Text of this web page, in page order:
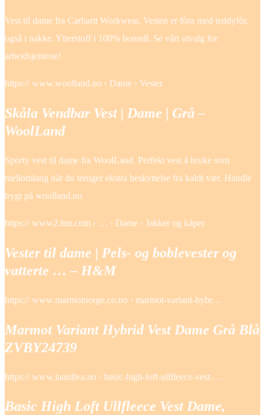
Vest til dame fra Carhartt Workwear. Vesten er fòra med teddyfòr,
også i nakke. Ytterstoff i 100% bomull. Se vårt utvalg for
arbeidsjentene!
https:// www.woolland.no › Dame › Vester
Skåla Vendbar Vest | Dame | Grå –
WoolLand
Sporty vest til dame fra WoolLand. Perfekt vest å bruke som
mellomlang når du trenger ekstra beskyttelse fra kaldt vær. Handle
trygt på woolland.no
https:// www2.hm.com › … › Dame › Jakker og kåper
Vester til dame | Pels- og boblevester og
vatterte … – H&M
https:// www.marmotnorge.co.no › marmot-variant-hybr…
Marmot Variant Hybrid Vest Dame Grå Blå
ZVBY24739
https:// www.lanullva.no › basic-high-loft-ullfleece-vest-…
Basic High Loft Ullfleece Vest Dame,